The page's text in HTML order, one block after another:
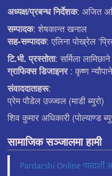
अध्यक्ष/प्रबन्ध निर्देशक: अजित
सम्पादक: शेषकान्त खनाल
सह-सम्पादक: एलिना पाेख्रेल
टि.भी. प्रस्ताेता: सर्मिला लामिछाने
ग्राफिक्स डिजाइनर: कृष्ण न्याैपाने
संवाददाताहरू:
प्रेम पौडेल उज्ज्वल (माडी ब्युरो)
शिव कुमार अधिकारी (पोल्याण्ड
सामाजिक सञ्जालमा हामी
Pardarshi Online पारदर्शी